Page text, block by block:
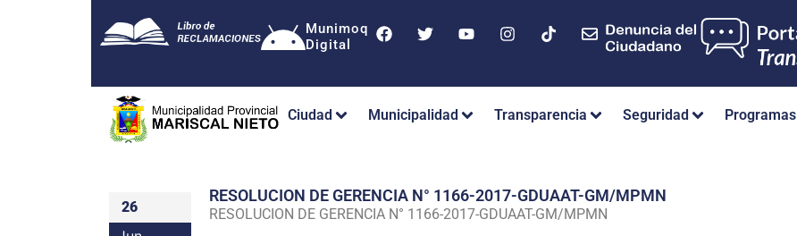
Munimoq
Digital
Ciudad Municipalidad Transparencia Seguridad Programas
26
RESOLUCION DE GERENCIA N° 1166-2017-GDUAAT-GM/MPMN
RESOLUCION DE GERENCIA N° 1166-2017-GDUAAT-GM/MPMN